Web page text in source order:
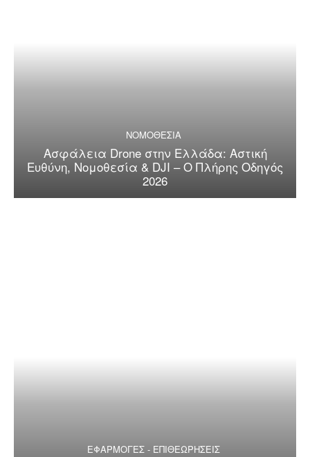
ΝΟΜΟΘΕΣΙΑ
Ασφάλεια Drone στην Ελλάδα: Αστική
Ευθύνη, Νομοθεσία & DJI – Ο Πλήρης Οδηγός
2026
ΕΦΑΡΜΟΓΕΣ - ΕΠΙΘΕΩΡΗΣΕΙΣ